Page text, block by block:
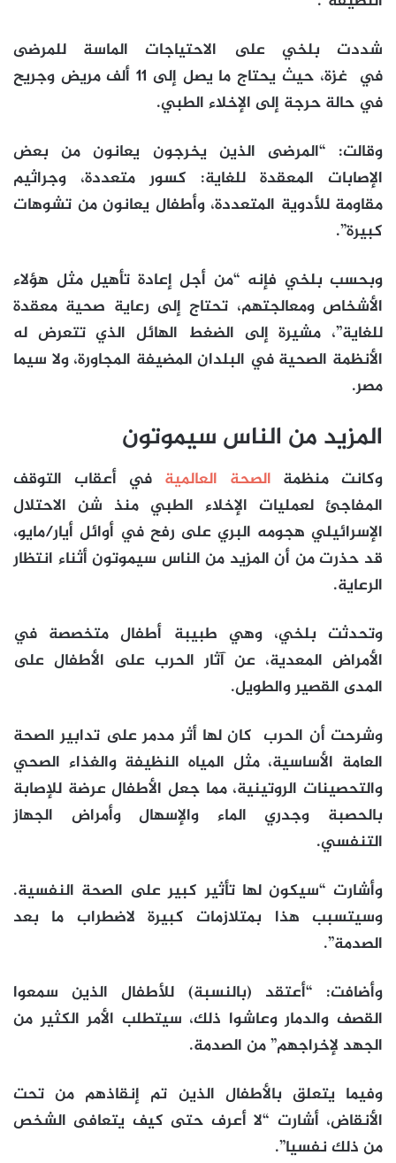
شددت بلخي على الاحتياجات الماسة للمرضى
في غزة
، حيث يحتاج ما يصل إلى 11 ألف مريض وجريح
في حالة حرجة إلى الإخلاء الطبي.
وقالت: “المرضى الذين يخرجون يعانون من بعض
الإصابات المعقدة للغاية: كسور متعددة، وجراثيم
مقاومة للأدوية المتعددة، وأطفال يعانون من تشوهات
كبيرة”.
وبحسب بلخي فإنه “من أجل إعادة تأهيل مثل هؤلاء
الأشخاص ومعالجتهم، تحتاج إلى رعاية صحية معقدة
للغاية”، مشيرة إلى الضغط الهائل الذي تتعرض له
الأنظمة الصحية في البلدان المضيفة المجاورة، ولا سيما
مصر.
المزيد من الناس سيموتون
وكانت منظمة الصحة العالمية في أعقاب التوقف
المفاجئ لعمليات الإخلاء الطبي منذ شن الاحتلال
الإسرائيلي هجومه البري على رفح في أوائل أيار/مايو،
قد حذرت من أن المزيد من الناس سيموتون أثناء انتظار
الرعاية.
وتحدثت بلخي، وهي طبيبة أطفال متخصصة في
الأمراض المعدية، عن آثار الحرب على الأطفال على
المدى القصير والطويل.
وشرحت أن الحرب كان لها أثر مدمر على تدابير الصحة
العامة الأساسية، مثل المياه النظيفة والغذاء الصحي
والتحصينات الروتينية، مما جعل الأطفال عرضة للإصابة
بالحصبة وجدري الماء والإسهال وأمراض الجهاز
التنفسي.
وأشارت “سيكون لها تأثير كبير على الصحة النفسية.
وسيتسبب هذا بمتلازمات كبيرة لاضطراب ما بعد
الصدمة”.
وأضافت: “أعتقد (بالنسبة) للأطفال الذين سمعوا
القصف والدمار وعاشوا ذلك، سيتطلب الأمر الكثير من
الجهد لإخراجهم” من الصدمة.
وفيما يتعلق بالأطفال الذين تم إنقاذهم من تحت
الأنقاض، أشارت “لا أعرف حتى كيف يتعافى الشخص
من ذلك نفسيا”.